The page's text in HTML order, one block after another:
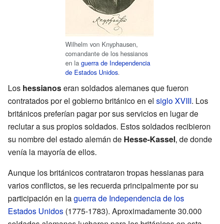
Wilhelm von Knyphausen,
comandante de los hessianos
en la guerra de Independencia
de Estados Unidos.
Los hessianoseran soldados alemanes que fueron
contratados por el gobierno británico en el siglo XVIII. Los
británicos preferían pagar por sus servicios en lugar de
reclutar a sus propios soldados. Estos soldados recibieron
su nombre del estado alemán de Hesse-Kassel, de donde
venía la mayoría de ellos.
Aunque los británicos contrataron tropas hessianas para
varios conflictos, se les recuerda principalmente por su
participación en laguerra de Independencia de los
Estados Unidos (1775-1783). Aproximadamente 30.000